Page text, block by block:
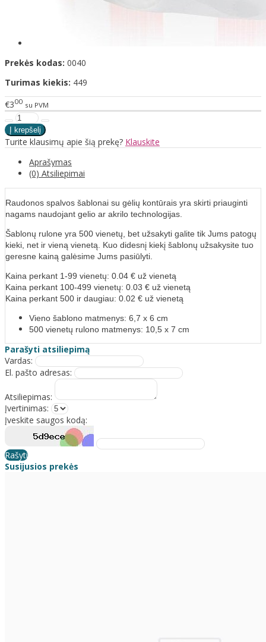
Prekės kodas: 0040
Turimas kiekis: 449
€300 su PVM
Turite klausimų apie šią prekę? Klauskite
Aprašymas
(0) Atsiliepimai
Raudonos spalvos šablonai su gėlių kontūrais yra skirti priauginti
nagams naudojant gelio ar akrilo technologijas.
Šablonų rulone yra 500 vienetų, bet užsakyti galite tik Jums patogų
kieki, net ir vieną vienetą. Kuo didesnį kiekį šablonų užsakysite tuo
geresne kainą galėsime Jums pasiūlyti.
Kaina perkant 1-99 vienetų: 0.04 € už vienetą
Kaina perkant 100-499 vienetų: 0.03 € už vienetą
Kaina perkant 500 ir daugiau: 0.02 € už vienetą
Vieno šablono matmenys: 6,7 x 6 cm
500 vienetų rulono matmenys: 10,5 x 7 cm
Parašyti atsiliepimą
Vardas:
El. pašto adresas:
Atsiliepimas:
Įvertinimas:
Įveskite saugos kodą:
Rašyti
Susijusios prekės